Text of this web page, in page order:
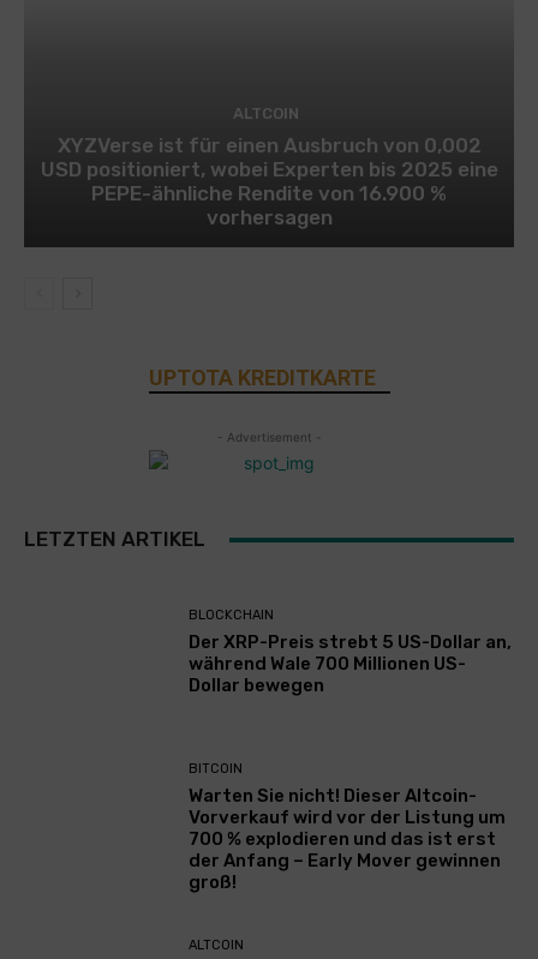
ALTCOIN
XYZVerse ist für einen Ausbruch von 0,002
USD positioniert, wobei Experten bis 2025 eine
PEPE-ähnliche Rendite von 16.900 %
vorhersagen
UPTOTA KREDITKARTE
- Advertisement -
LETZTEN ARTIKEL
BLOCKCHAIN
Der XRP-Preis strebt 5 US-Dollar an,
während Wale 700 Millionen US-
Dollar bewegen
BITCOIN
Warten Sie nicht! Dieser Altcoin-
Vorverkauf wird vor der Listung um
700 % explodieren und das ist erst
der Anfang – Early Mover gewinnen
groß!
ALTCOIN